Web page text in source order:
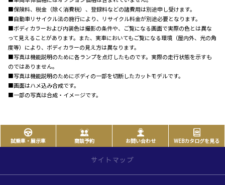
■保険料、税金（除く消費税）、登録料などの諸費用は別途申し受けます。
■自動車リサイクル法の施行により、リサイクル料金が別途必要となります。
■ボディカラーおよび内装色は撮影の条件や、ご覧になる画面で実際の色とは異な
って見えることがあります。また、実車においてもご覧になる環境（屋内外、光の角
度等）により、ボディカラーの見え方は異なります。
■写真は機能説明のために各ランプを点灯したものです。実際の走行状態を示すも
のではありません。
■写真は機能説明のためにボディの一部を切断したカットモデルです。
■画面はハメ込み合成です。
■一部の写真は合成・イメージです。
試乗車・展示車 商談予約 お問い合わせ WEBカタログを見る
サイトマップ